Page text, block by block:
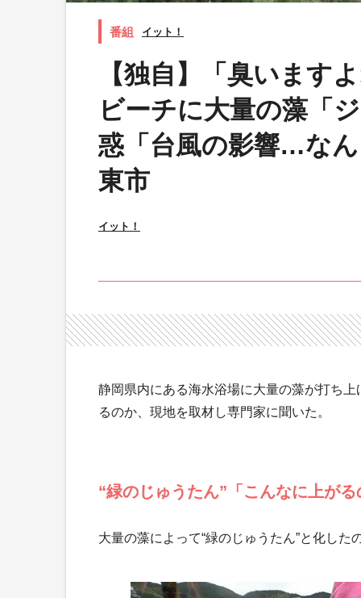
イット！
【独自】「臭います
ビーチに大量の藻「
惑「台風の影響…な
東市
イット！
静岡県内にある海水浴場に大量の藻が打ち
るのか、現地を取材し専門家に聞いた。
“緑のじゅうたん”「こんなに上が
大量の藻によって“緑のじゅうたん”と化し